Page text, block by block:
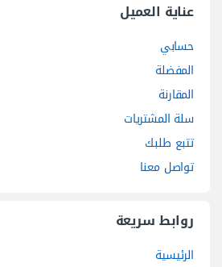
عناية العميل
حسابي
المفضلة
المقارنة
سلة المشتريات
تتبع طلبك
تواصل معنا
روابط سريعة
الرئيسية